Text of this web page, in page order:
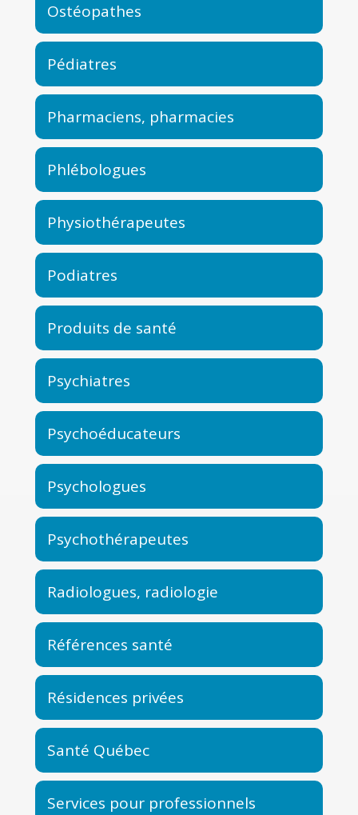
Ostéopathes
Pédiatres
Pharmaciens, pharmacies
Phlébologues
Physiothérapeutes
Podiatres
Produits de santé
Psychiatres
Psychoéducateurs
Psychologues
Psychothérapeutes
Radiologues, radiologie
Références santé
Résidences privées
Santé Québec
Services pour professionnels